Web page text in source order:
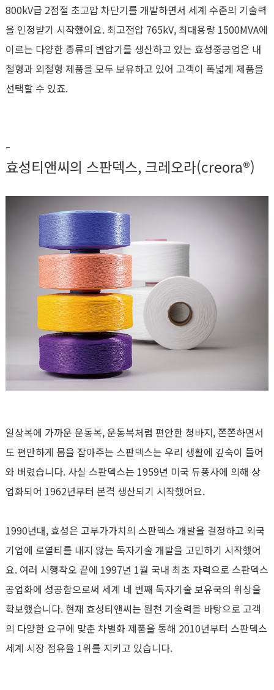
800kV급 2점절 초고압 차단기를 개발하면서 세계 수준의 기술력
을 인정받기 시작했어요. 최고전압 765kV, 최대용량 1500MVA에
이르는 다양한 종류의 변압기를 생산하고 있는 효성중공업은 내
철형과 외철형 제품을 모두 보유하고 있어 고객이 폭넓게 제품을
선택할 수 있죠.
-
효성티앤씨의 스판덱스, 크레오라(creora®)
일상복에 가까운 운동복, 운동복처럼 편안한 청바지, 쫀쫀하면서
도 편안하게 몸을 잡아주는 스판덱스는 우리 생활에 깊숙이 들어
와 버렸습니다. 사실 스판덱스는 1959년 미국 듀퐁사에 의해 상
업화되어 1962년부터 본격 생산되기 시작했어요.
1990년대, 효성은 고부가가치의 스판덱스 개발을 결정하고 외국
기업에 로열티를 내지 않는 독자기술 개발을 고민하기 시작했어
요. 여러 시행착오 끝에 1997년 1월 국내 최초 자력으로 스판덱스
공업화에 성공함으로써 세계 네 번째 독자기술 보유국의 위상을
확보했습니다. 현재 효성티앤씨는 원천 기술력을 바탕으로 고객
의 다양한 요구에 맞춘 차별화 제품을 통해 2010년부터 스판덱스
세계 시장 점유율 1위를 지키고 있습니다.